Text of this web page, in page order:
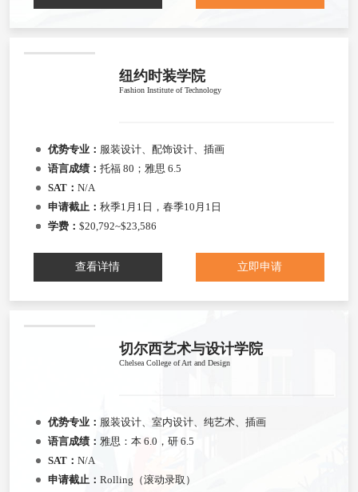
纽约时装学院
Fashion Institute of Technology
优势专业： 服装设计、配饰设计、插画
语言成绩： 托福 80；雅思 6.5
SAT： N/A
申请截止： 秋季1月1日，春季10月1日
学费： $20,792~$23,586
查看详情 立即申请
切尔西艺术与设计学院
Chelsea College of Art and Design
优势专业： 服装设计、室内设计、纯艺术、插画
语言成绩： 雅思：本 6.0，研 6.5
SAT： N/A
申请截止： Rolling（滚动录取）